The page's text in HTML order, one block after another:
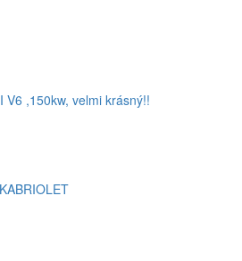
,150kw, velmi krásný!!